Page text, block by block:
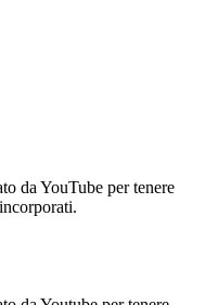
da YouTube per tenere